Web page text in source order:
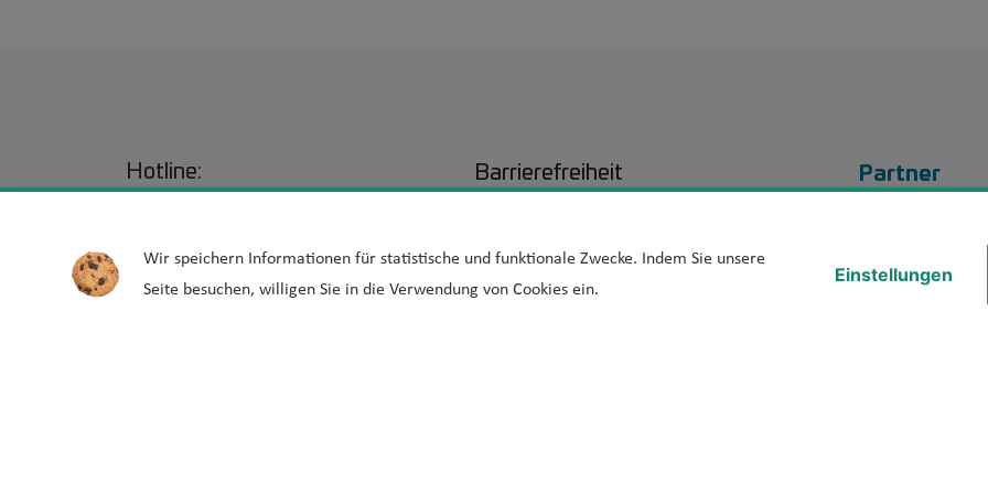
Hotline:
Mo - Fr von 10 - 15 Uhr
Barrierefreiheit
Erklärung Barrierefreiheit
Footer
Partner
Über uns
Wir speichern Informationen für statistische und funktionale Zwecke. Indem Sie unsere
Seite besuchen, willigen Sie in die Verwendung von Cookies ein.
Einstellungen